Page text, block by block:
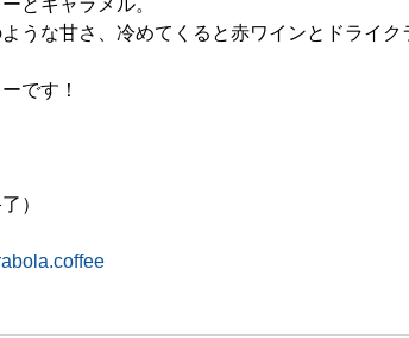
とキャラメル。
うな甘さ、冷めてくると赤ワインとドライク
です！
）